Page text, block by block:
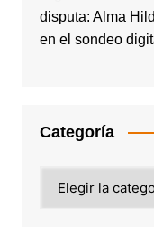
disputa: Alma
en el sondeo
Categoría